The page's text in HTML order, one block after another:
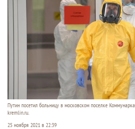
Путин посетил больницу в московском поселке Коммунарка.
kremlin.ru.
25 ноября 2021 в 22:39